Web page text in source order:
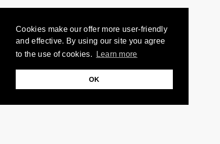
Cookies make our offer more user-friendly
and effective. By using our site you agree
to the use of cookies.
Learn more
OK